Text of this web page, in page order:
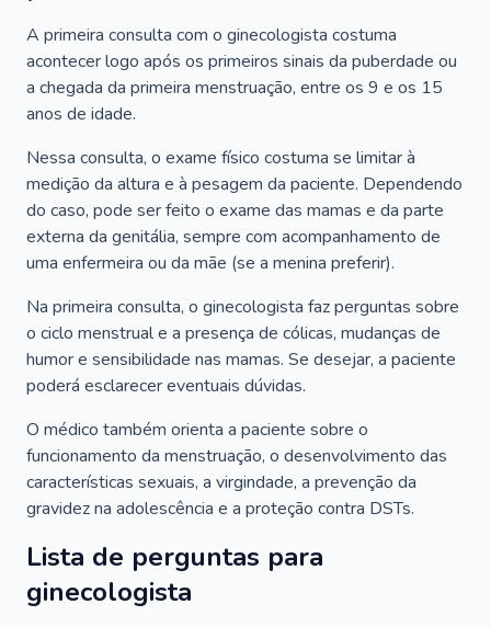
A primeira consulta com o ginecologista costuma
acontecer logo após os primeiros sinais da puberdade ou
a chegada da primeira menstruação, entre os 9 e os 15
anos de idade.
Nessa consulta, o exame físico costuma se limitar à
medição da altura e à pesagem da paciente. Dependendo
do caso, pode ser feito o exame das mamas e da parte
externa da genitália, sempre com acompanhamento de
uma enfermeira ou da mãe (se a menina preferir).
Na primeira consulta, o ginecologista faz perguntas sobre
o ciclo menstrual e a presença de cólicas, mudanças de
humor e sensibilidade nas mamas. Se desejar, a paciente
poderá esclarecer eventuais dúvidas.
O médico também orienta a paciente sobre o
funcionamento da menstruação, o desenvolvimento das
características sexuais, a virgindade, a prevenção da
gravidez na adolescência e a proteção contra DSTs.
Lista de perguntas para
ginecologista